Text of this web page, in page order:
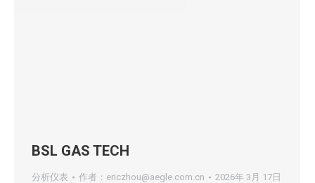
BSL GAS TECH
分析仪表 作者： ericzhou@aegle.com.cn 2026年 3月 17日